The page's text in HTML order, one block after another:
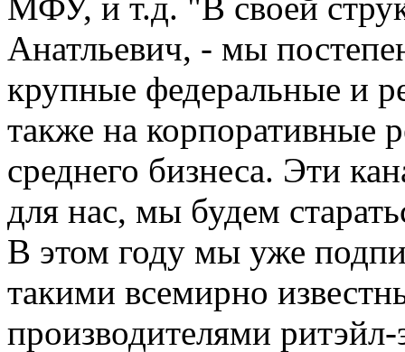
Анатльевич, - мы
крупные федеральные и
также на корпоративные
среднего бизнеса. Эти
для нас, мы будем
В этом году мы уже
такими всемирно
производителями